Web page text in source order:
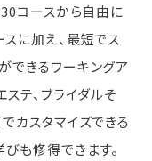
コースから自由に
に加え、最短でス
できるワーキングア
ステ、ブライダルそ
カスタマイズできる
も修得できます。